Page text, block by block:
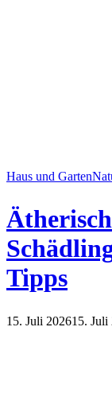
Haus und Garten
Tipps
15. Juli 202615. Juli